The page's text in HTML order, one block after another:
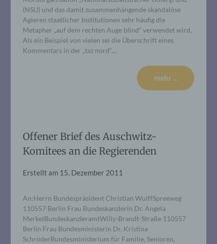
(NSU) und das damit zusammenhängende skandalöse
Agieren staatlicher Institutionen sehr häufig die
Metapher „auf dem rechten Auge blind“ verwendet wird.
Als ein Beispiel von vielen sei die Überschrift eines
Kommentars in der „taz nord“…
mehr ...
Offener Brief des Auschwitz-
Komitees an die Regierenden
Erstellt am 15. Dezember 2011
An:Herrn Bundespräsident Christian WulffSpreeweg
110557 Berlin Frau Bundeskanzlerin Dr. Angela
MerkelBundeskanzleramtWilly-Brandt-Straße 110557
Berlin Frau Bundesministerin Dr. Kristina
SchröderBundesministerium für Familie, Senioren,